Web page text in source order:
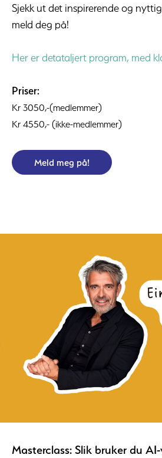
Sjekk ut det inspirerende og
meld deg på!
Her er detataljert program, med
Priser:
Kr 3050,-(medlemmer)
Kr 4550,- (ikke-medlemmer)
Meld meg på!
Masterclass: Slik bruker du